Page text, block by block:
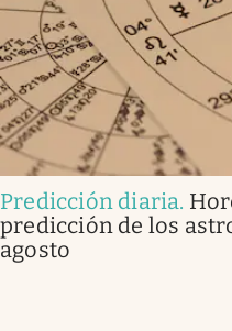
Predicción diaria.
predicción de los
agosto